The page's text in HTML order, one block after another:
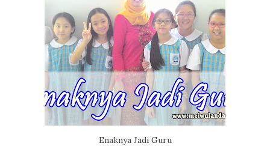
Enaknya Jadi Guru